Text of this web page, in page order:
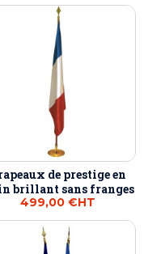
de prestige en
brillant sans franges
499,00 €HT